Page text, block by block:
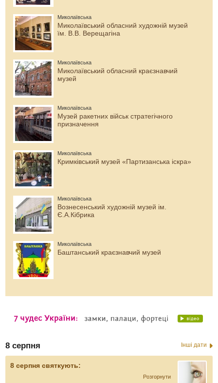
Миколаївська
Миколаївський обласний художній музей
їм. В.В. Верещагіна
Миколаївська
Миколаївський обласний краєзнавчий
музей
Миколаївська
Музей ракетних військ стратегічного
призначення
Миколаївська
Кримківський музей «Партизанська іскра»
Миколаївська
Вознесенський художній музей ім.
Є.А.Кібрика
Миколаївська
Баштанський краєзнавчий музей
8 серпня Інші дати
8 серпня святкують:
Розгорнути